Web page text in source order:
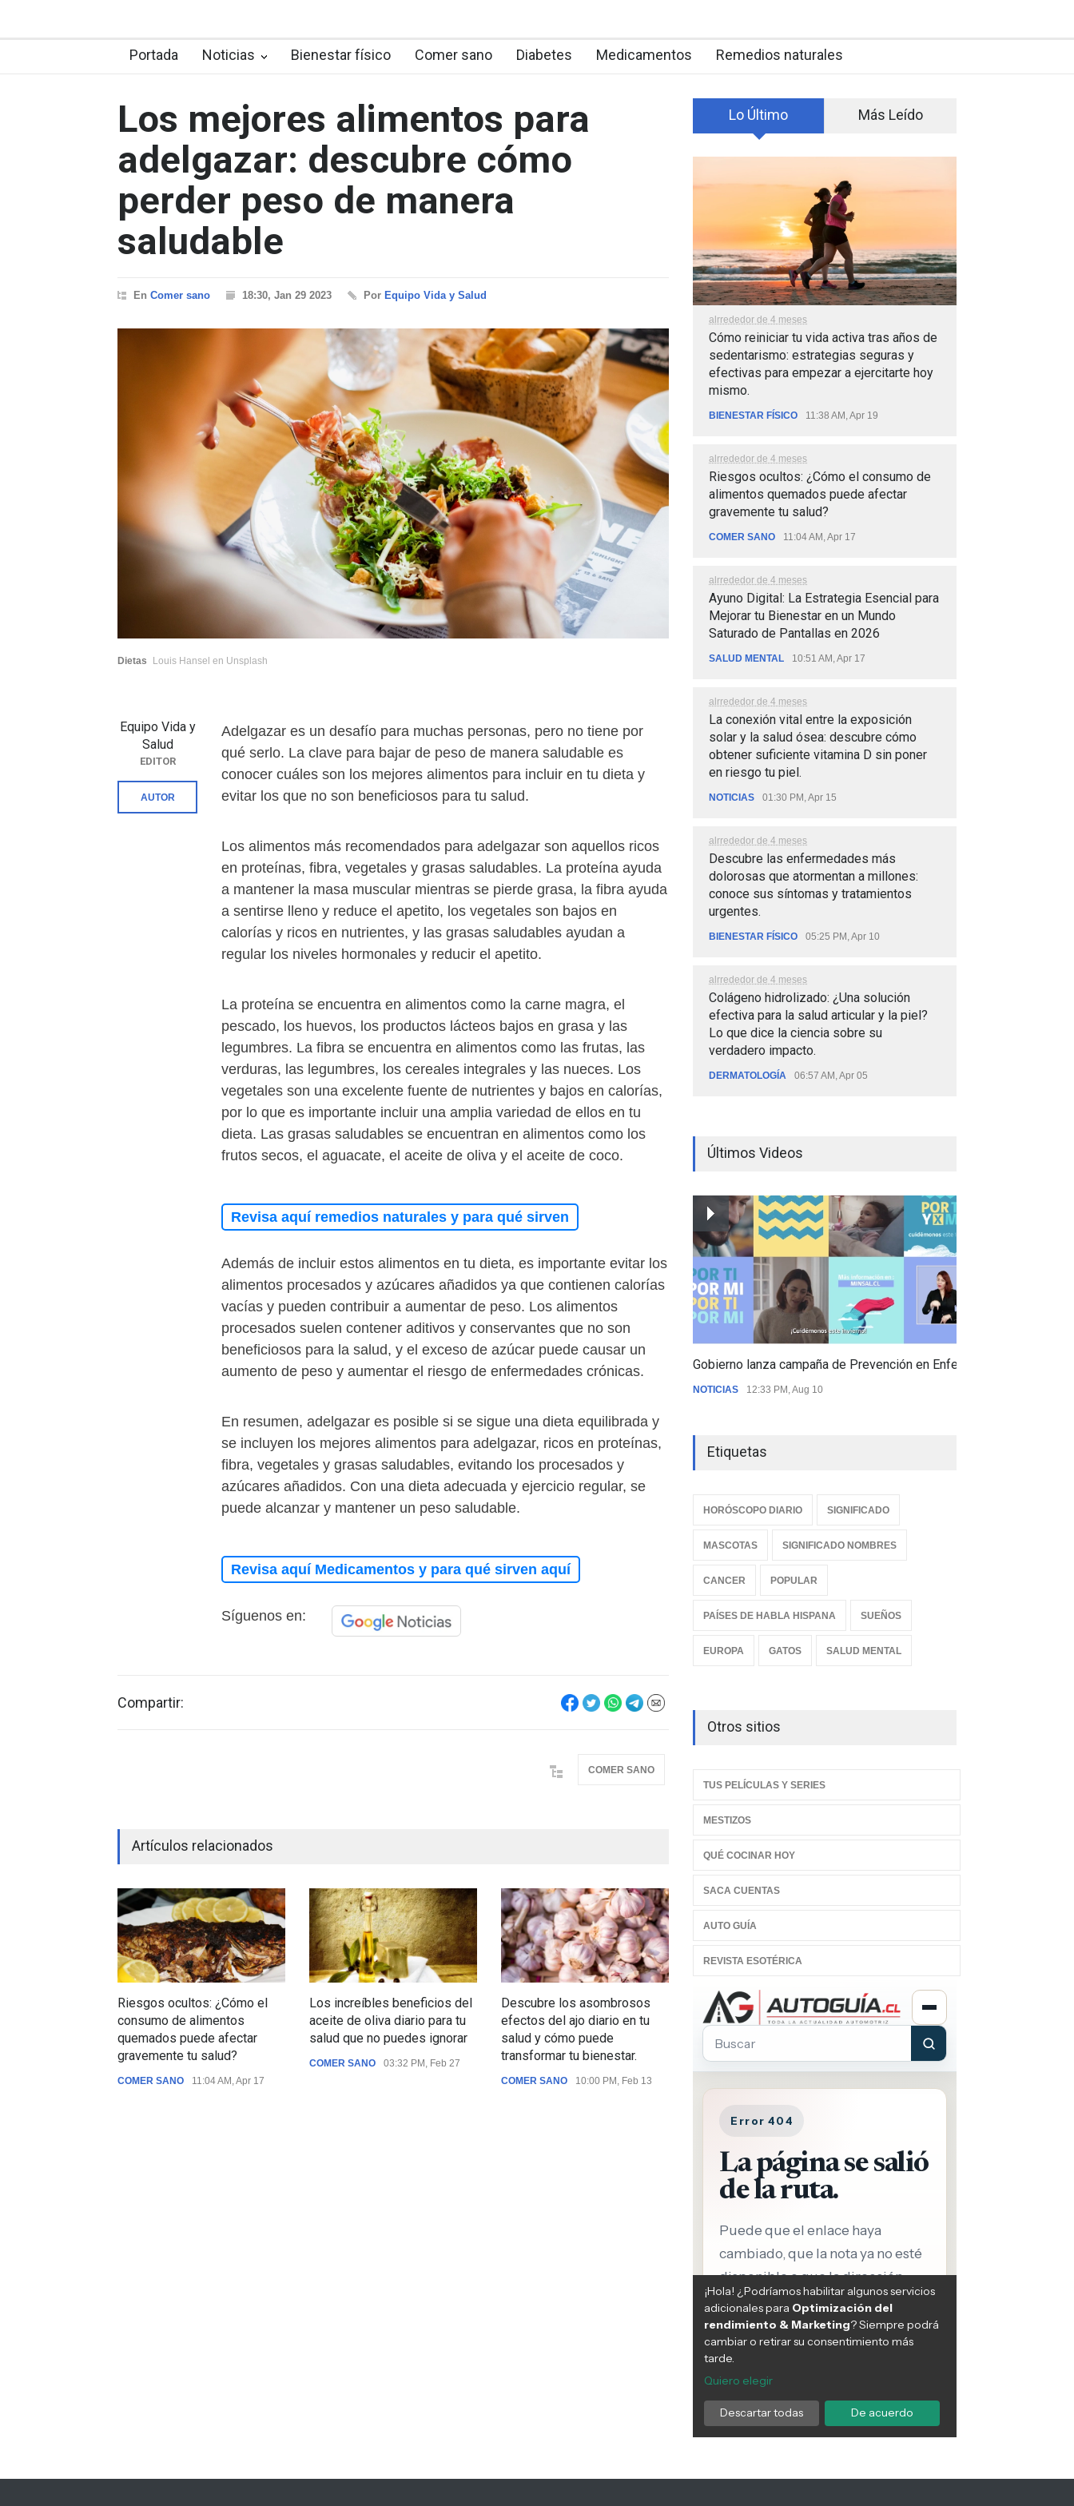
Portada Noticias Bienestar físico Comer sano Diabetes Medicamentos Remedios naturales
Los mejores alimentos para
adelgazar: descubre cómo
perder peso de manera
saludable
En Comer sano 18:30, Jan 29 2023 Por Equipo Vida y Salud
Dietas Louis Hansel en Unsplash
Adelgazar es un desafío para muchas personas, pero no tiene por
qué serlo. La clave para bajar de peso de manera saludable es
conocer cuáles son los mejores alimentos para incluir en tu dieta y
evitar los que no son beneficiosos para tu salud.
Los alimentos más recomendados para adelgazar son aquellos ricos
en proteínas, fibra, vegetales y grasas saludables. La proteína ayuda
a mantener la masa muscular mientras se pierde grasa, la fibra ayuda
a sentirse lleno y reduce el apetito, los vegetales son bajos en
calorías y ricos en nutrientes, y las grasas saludables ayudan a
regular los niveles hormonales y reducir el apetito.
La proteína se encuentra en alimentos como la carne magra, el
pescado, los huevos, los productos lácteos bajos en grasa y las
legumbres. La fibra se encuentra en alimentos como las frutas, las
verduras, las legumbres, los cereales integrales y las nueces. Los
vegetales son una excelente fuente de nutrientes y bajos en calorías,
por lo que es importante incluir una amplia variedad de ellos en tu
dieta. Las grasas saludables se encuentran en alimentos como los
frutos secos, el aguacate, el aceite de oliva y el aceite de coco.
Revisa aquí remedios naturales y para qué sirven
Además de incluir estos alimentos en tu dieta, es importante evitar los
alimentos procesados y azúcares añadidos ya que contienen calorías
vacías y pueden contribuir a aumentar de peso. Los alimentos
procesados suelen contener aditivos y conservantes que no son
beneficiosos para la salud, y el exceso de azúcar puede causar un
aumento de peso y aumentar el riesgo de enfermedades crónicas.
En resumen, adelgazar es posible si se sigue una dieta equilibrada y
se incluyen los mejores alimentos para adelgazar, ricos en proteínas,
fibra, vegetales y grasas saludables, evitando los procesados y
azúcares añadidos. Con una dieta adecuada y ejercicio regular, se
puede alcanzar y mantener un peso saludable.
Revisa aquí Medicamentos y para qué sirven aquí
Síguenos en:
Equipo Vida y
Salud
EDITOR
AUTOR
Compartir:
COMER SANO
Artículos relacionados
Riesgos ocultos: ¿Cómo el
consumo de alimentos
quemados puede afectar
gravemente tu salud?
COMER SANO 11:04 AM, Apr 17
Los increíbles beneficios del
aceite de oliva diario para tu
salud que no puedes ignorar
COMER SANO 03:32 PM, Feb 27
Descubre los asombrosos
efectos del ajo diario en tu
salud y cómo puede
transformar tu bienestar.
COMER SANO 10:00 PM, Feb 13
Descubre los 11 vegetales
que transformarán tu salud y
te ayudarán a combatir
enfermedades crónicas
según los expertos en
nutrición.
COMER SANO 11:39 PM, Nov 16
Descubre las seis
sorprendentes fuentes de
proteína sin carne que
mejorarán tu salud y cuidarán
el planeta
COMER SANO
Lo Último Más Leído
alrrededor de 4 meses
Cómo reiniciar tu vida activa tras años de
sedentarismo: estrategias seguras y
efectivas para empezar a ejercitarte hoy
mismo.
BIENESTAR FÍSICO 11:38 AM, Apr 19
alrrededor de 4 meses
Riesgos ocultos: ¿Cómo el consumo de
alimentos quemados puede afectar
gravemente tu salud?
COMER SANO 11:04 AM, Apr 17
alrrededor de 4 meses
Ayuno Digital: La Estrategia Esencial para
Mejorar tu Bienestar en un Mundo
Saturado de Pantallas en 2026
SALUD MENTAL 10:51 AM, Apr 17
alrrededor de 4 meses
La conexión vital entre la exposición
solar y la salud ósea: descubre cómo
obtener suficiente vitamina D sin poner
en riesgo tu piel.
NOTICIAS 01:30 PM, Apr 15
alrrededor de 4 meses
Descubre las enfermedades más
dolorosas que atormentan a millones:
conoce sus síntomas y tratamientos
urgentes.
BIENESTAR FÍSICO 05:25 PM, Apr 10
alrrededor de 4 meses
Colágeno hidrolizado: ¿Una solución
efectiva para la salud articular y la piel?
Lo que dice la ciencia sobre su
verdadero impacto.
DERMATOLOGÍA 06:57 AM, Apr 05
Últimos Videos
Gobierno lanza campaña de Prevención en Enfermedades
NOTICIAS 12:33 PM, Aug 10
Etiquetas
HORÓSCOPO DIARIO SIGNIFICADO
MASCOTAS SIGNIFICADO NOMBRES
CANCER POPULAR
PAÍSES DE HABLA HISPANA SUEÑOS
EUROPA GATOS SALUD MENTAL
Otros sitios
TUS PELÍCULAS Y SERIES
MESTIZOS
QUÉ COCINAR HOY
SACA CUENTAS
AUTO GUÍA
REVISTA ESOTÉRICA